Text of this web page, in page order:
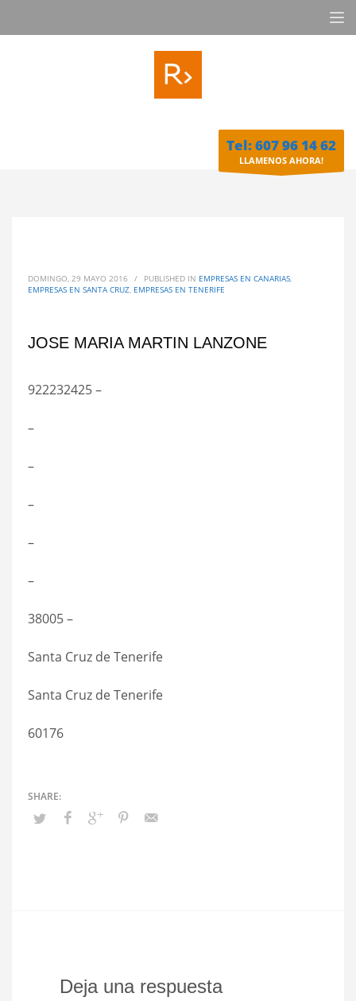
Tel: 607 96 14 62
LLAMENOS AHORA!
DOMINGO, 29 MAYO 2016 / PUBLISHED IN EMPRESAS EN CANARIAS,
EMPRESAS EN SANTA CRUZ, EMPRESAS EN TENERIFE
JOSE MARIA MARTIN LANZONE
922232425 –
–
–
–
–
–
38005 –
Santa Cruz de Tenerife
Santa Cruz de Tenerife
60176
Deja una respuesta